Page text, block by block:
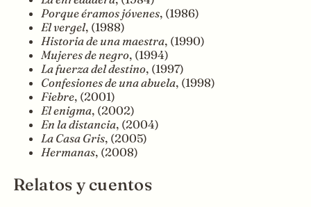
Porque éramos jóvenes, (1986)
El vergel, (1988)
Historia de una maestra, (1990)
Mujeres de negro, (1994)
La fuerza del destino, (1997)
Confesiones de una abuela, (1998)
Fiebre, (2001)
El enigma, (2002)
En la distancia, (2004)
La Casa Gris, (2005)
Hermanas, (2008)
Relatos y cuentos